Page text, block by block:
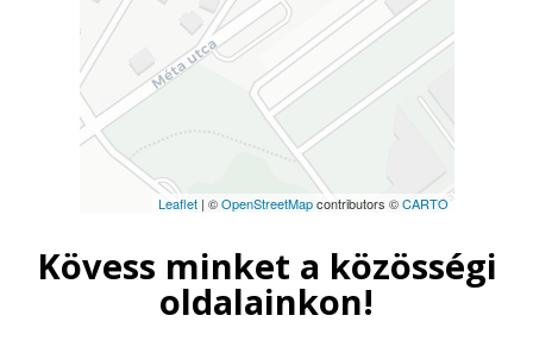
Leaflet| ©OpenStreetMapcontributors ©CARTO
Kövess minket a közösségi
oldalainkon!